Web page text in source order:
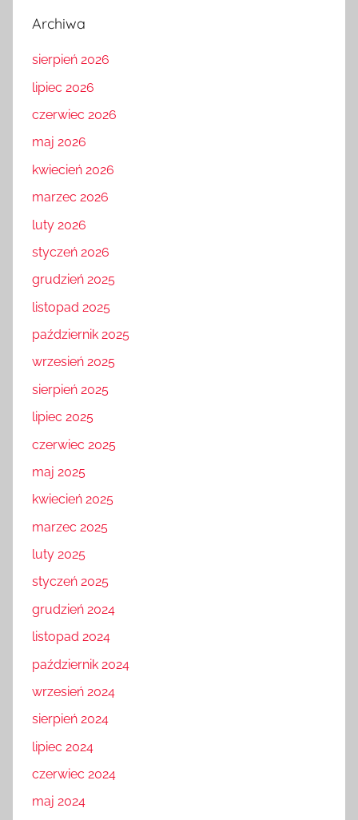
Archiwa
sierpień 2026
lipiec 2026
czerwiec 2026
maj 2026
kwiecień 2026
marzec 2026
luty 2026
styczeń 2026
grudzień 2025
listopad 2025
październik 2025
wrzesień 2025
sierpień 2025
lipiec 2025
czerwiec 2025
maj 2025
kwiecień 2025
marzec 2025
luty 2025
styczeń 2025
grudzień 2024
listopad 2024
październik 2024
wrzesień 2024
sierpień 2024
lipiec 2024
czerwiec 2024
maj 2024